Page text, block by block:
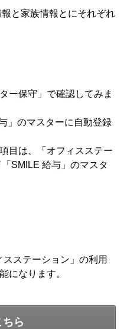
と家族情報とにそれぞれ
ー保守」で確認してみま
」のマスターに自動登録
目は、「オフィスステー
SMILE 給与」のマスタ
スステーション」の利用
になります。
ら